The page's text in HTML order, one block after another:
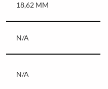
18,62 MM
N/A
N/A